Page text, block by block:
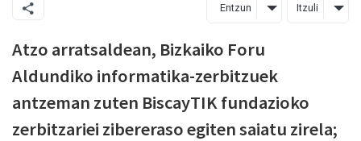
Entzun Itzuli
Atzo arratsaldean, Bizkaiko Foru
Aldundiko informatika-zerbitzuek
antzeman zuten BiscayTIK fundazioko
zerbitzariei zibereraso egiten saiatu zirela;